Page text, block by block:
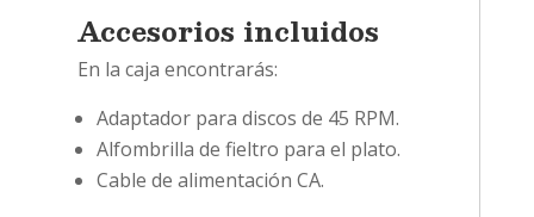
Accesorios incluidos
En la caja encontrarás:
Adaptador para discos de 45 RPM.
Alfombrilla de fieltro para el plato.
Cable de alimentación CA.